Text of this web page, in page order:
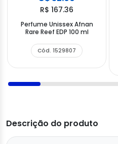
R$ 167.36
Perfume Unissex Afnan
Rare Reef EDP 100 ml
Cód. 1529807
Descrição do produto